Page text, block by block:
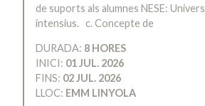
de suports als alumnes NESE:
intensius. c. Concepte de
DURADA: 8 HORES
INICI: 01 JUL. 2026
FINS: 02 JUL. 2026
LLOC: EMM LINYOLA